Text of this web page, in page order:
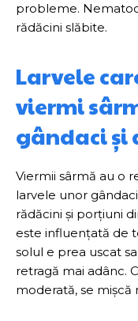
probleme.
rădăcini slăbite.
Larvele
viermi
gândaci și
Viermii sârmă au o
larvele unor
rădăcini și porțiuni
este influențată de
solul e prea uscat
retragă mai adânc.
moderată, se